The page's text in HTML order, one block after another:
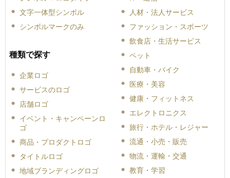
文字一体型シンボル
シンボルマークのみ
種類で探す
企業ロゴ
サービスのロゴ
店舗ロゴ
イベント・キャンペーンロ
ゴ
商品・プロダクトロゴ
タイトルロゴ
地域ブランディングロゴ
人材・法人サービス
ファッション・スポーツ
飲食店・生活サービス
ペット
自動車・バイク
医療・美容
健康・フィットネス
エレクトロニクス
旅行・ホテル・レジャー
流通・小売・販売
物流・運輸・交通
教育・学習